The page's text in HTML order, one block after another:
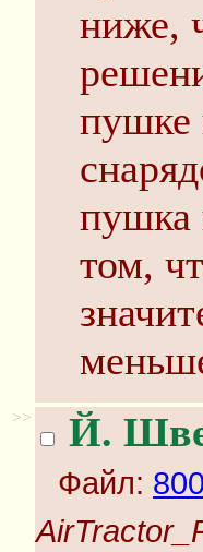
ниже,
пушке
пушка
том,
>> Й.
Файл: